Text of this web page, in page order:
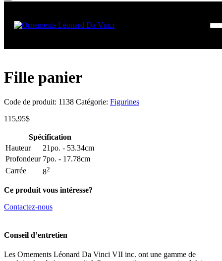
Fille panier
Code de produit: 1138 Catégorie: Figurines
115,95$
Spécification
Hauteur
21po. - 53.34cm
Profondeur 7po. - 17.78cm
Carrée
82
Ce produit vous intéresse?
Contactez-nous
Conseil d’entretien
Les Ornements Léonard Da Vinci VII inc. ont une gamme de